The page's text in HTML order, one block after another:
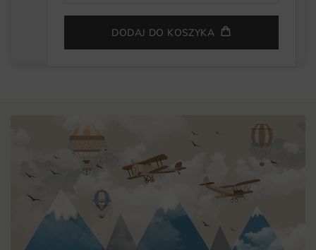
DODAJ DO KOSZYKA